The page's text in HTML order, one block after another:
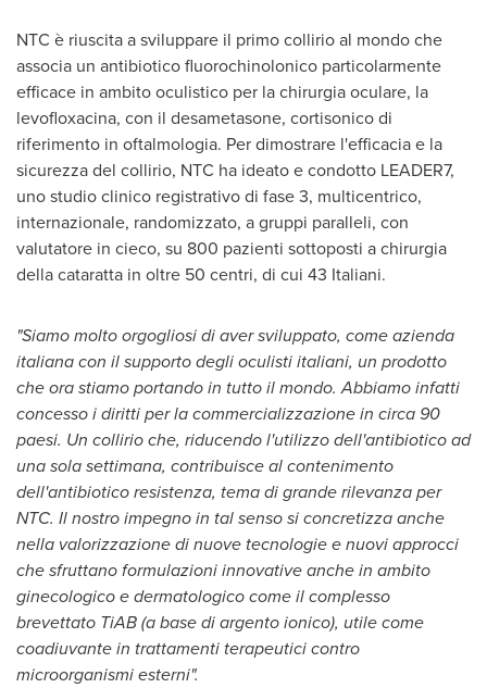
NTC è riuscita a sviluppare il primo collirio al mondo che
associa un antibiotico fluorochinolonico particolarmente
efficace in ambito oculistico per la chirurgia oculare, la
levofloxacina, con il desametasone, cortisonico di
riferimento in oftalmologia. Per dimostrare l'efficacia e la
sicurezza del collirio, NTC ha ideato e condotto LEADER7,
uno studio clinico registrativo di fase 3, multicentrico,
internazionale, randomizzato, a gruppi paralleli, con
valutatore in cieco, su 800 pazienti sottoposti a chirurgia
della cataratta in oltre 50 centri, di cui 43 Italiani.
"Siamo molto orgogliosi di aver sviluppato, come azienda
italiana con il supporto degli oculisti italiani, un prodotto
che ora stiamo portando in tutto il mondo. Abbiamo infatti
concesso i diritti per la commercializzazione in circa 90
paesi. Un collirio che, riducendo l'utilizzo dell'antibiotico ad
una sola settimana, contribuisce al contenimento
dell'antibiotico resistenza, tema di grande rilevanza per
NTC. Il nostro impegno in tal senso si concretizza anche
nella valorizzazione di nuove tecnologie e nuovi approcci
che sfruttano formulazioni innovative anche in ambito
ginecologico e dermatologico come il complesso
brevettato TiAB (a base di argento ionico), utile come
coadiuvante in trattamenti terapeutici contro
microorganismi esterni".